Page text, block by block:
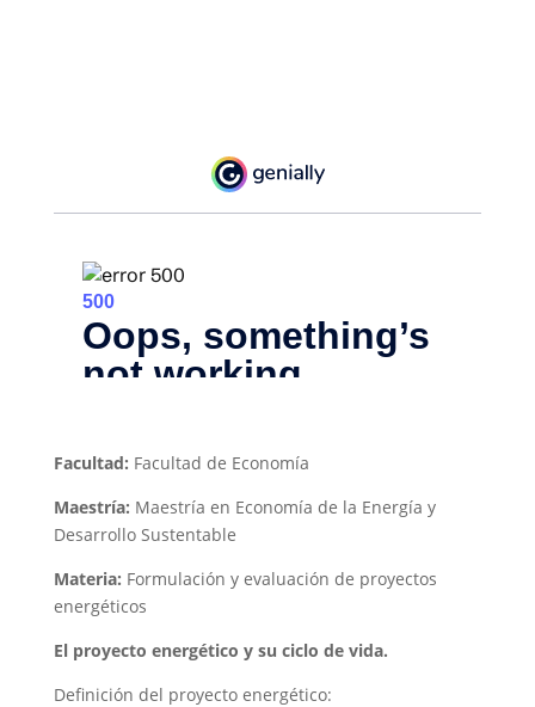
Facultad: Facultad de Economía
Maestría: Maestría en Economía de la Energía y
Desarrollo Sustentable
Materia: Formulación y evaluación de proyectos
energéticos
El proyecto energético y su ciclo de vida.
Definición del proyecto energético: